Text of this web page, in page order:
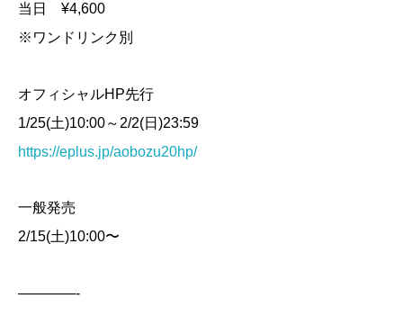
当日 ¥4,600
※ワンドリンク別
オフィシャルHP先行
1/25(土)10:00～2/2(日)23:59
https://eplus.jp/aobozu20hp/
一般発売
2/15(土)10:00〜
————-